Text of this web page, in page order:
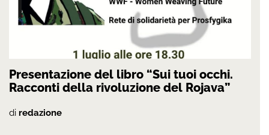
Presentazione del libro “Sui tuoi occhi.
Racconti della rivoluzione del Rojava”
di redazione